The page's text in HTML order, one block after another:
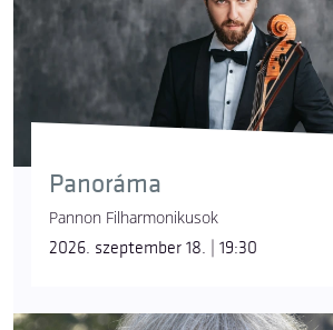
Panoráma
Pannon Filharmonikusok
2026. szeptember 18. | 19:30